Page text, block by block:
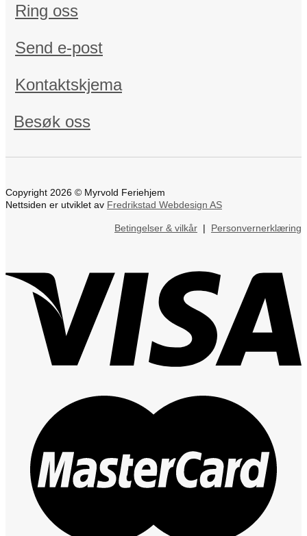
Ring oss
Send e-post
Kontaktskjema
Besøk oss
Copyright 2026 © Myrvold Feriehjem
Nettsiden er utviklet av Fredrikstad Webdesign AS
Betingelser & vilkår Personvernerklæring